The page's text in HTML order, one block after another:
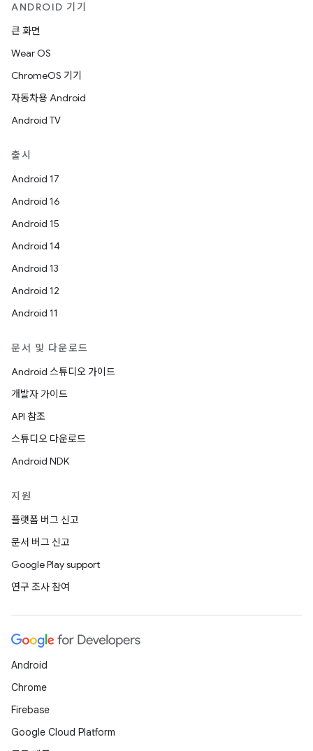
ANDROID 기기
큰 화면
Wear OS
ChromeOS 기기
자동차용 Android
Android TV
출시
Android 17
Android 16
Android 15
Android 14
Android 13
Android 12
Android 11
문서 및 다운로드
Android 스튜디오 가이드
개발자 가이드
API 참조
스튜디오 다운로드
Android NDK
지원
플랫폼 버그 신고
문서 버그 신고
Google Play support
연구 조사 참여
Android
Chrome
Firebase
Google Cloud Platform